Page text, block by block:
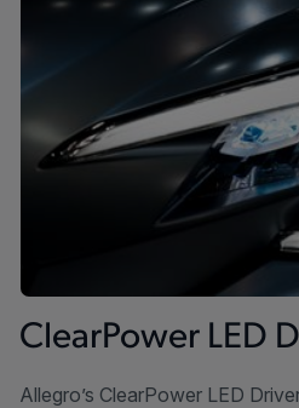
ClearPower LED
Allegro’s ClearPower LED